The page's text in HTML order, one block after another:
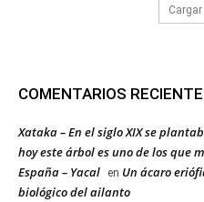
COMENTARIOS
Xataka – En el siglo XIX se
hoy este árbol es uno de los que
España – Yacal
en Un ácaro
biológico del ailanto